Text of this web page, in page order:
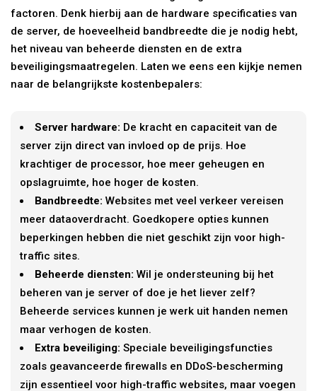
factoren. Denk hierbij aan de hardware specificaties van
de server, de hoeveelheid bandbreedte die je nodig hebt,
het niveau van beheerde diensten en de extra
beveiligingsmaatregelen. Laten we eens een kijkje nemen
naar de belangrijkste kostenbepalers:
Server hardware: De kracht en capaciteit van de
server zijn direct van invloed op de prijs. Hoe
krachtiger de processor, hoe meer geheugen en
opslagruimte, hoe hoger de kosten.
Bandbreedte: Websites met veel verkeer vereisen
meer dataoverdracht. Goedkopere opties kunnen
beperkingen hebben die niet geschikt zijn voor high-
traffic sites.
Beheerde diensten: Wil je ondersteuning bij het
beheren van je server of doe je het liever zelf?
Beheerde services kunnen je werk uit handen nemen
maar verhogen de kosten.
Extra beveiliging: Speciale beveiligingsfuncties
zoals geavanceerde firewalls en DDoS-bescherming
zijn essentieel voor high-traffic websites, maar voegen